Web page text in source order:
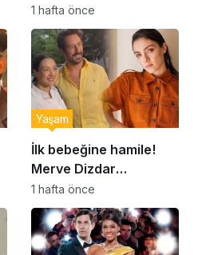
Brownie tadında ıslak
kurabiye tarifi…
1 hafta önce
İlk bebeğine hamile!
Merve Dizdar
sessizliğini bozdu: ‘İsim
bulmak çok zor’
Yaşam
1 hafta önce